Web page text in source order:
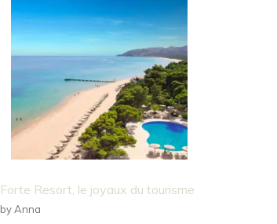
Forte Resort, le joyaux du tourisme
by Anna